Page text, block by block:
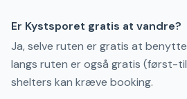
Er Kystsporet gratis at vandre?
Ja, selve ruten er gratis at
langs ruten er også gratis (først-
shelters kan kræve booking.